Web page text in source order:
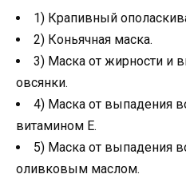
1) Крапивный
2) Коньячная маска.
3) Маска от жирности и
овсянки.
4) Маска от выпадения
витамином Е.
5) Маска от выпадения
оливковым маслом.